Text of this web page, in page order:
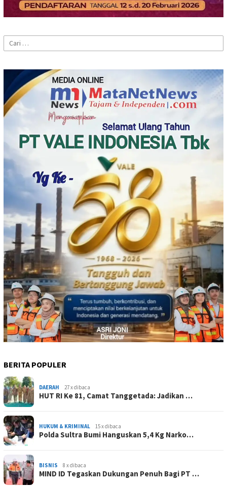
Cari
untuk:
BERITA POPULER
DAERAH 27 x dibaca
HUT RI Ke 81, Camat Tanggetada: Jadikan …
HUKUM & KRIMINAL 15 x dibaca
Polda Sultra Bumi Hanguskan 5,4 Kg Narko…
BISNIS 8 x dibaca
MIND ID Tegaskan Dukungan Penuh Bagi PT …